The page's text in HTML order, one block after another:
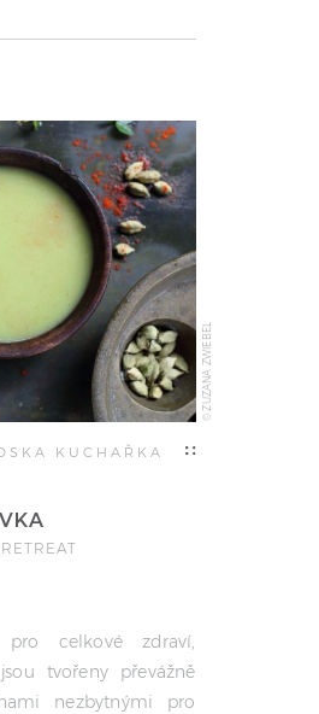
© ZUZANA ZWIEBEL
KUCHAŘKA
celkové zdraví,
tvořeny převážně
nezbytnými pro